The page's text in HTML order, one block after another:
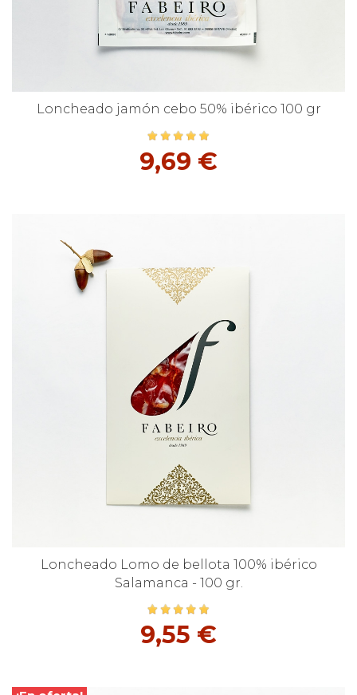
Loncheado jamón cebo 50% ibérico 100 gr
9,69 €
Loncheado Lomo de bellota 100% ibérico
Salamanca - 100 gr.
9,55 €